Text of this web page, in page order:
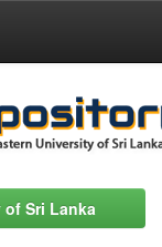
of Sri Lanka